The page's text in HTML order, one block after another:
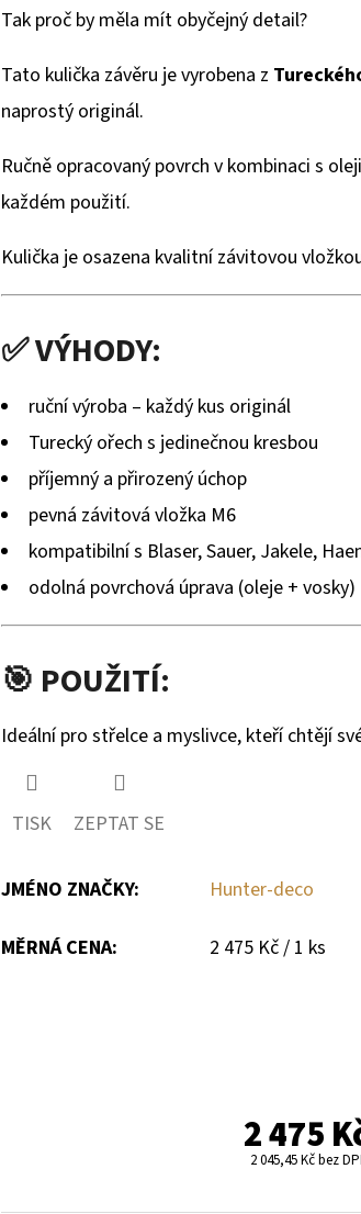
Tak proč by měla mít obyčejný detail?
Tato kulička závěru je vyrobena z
naprostý originál.
Ručně opracovaný povrch v kombinaci s
každém použití.
Kulička je osazena kvalitní závitovou
✅ VÝHODY:
ruční výroba – každý kus originál
Turecký ořech s jedinečnou kresbou
příjemný a přirozený úchop
pevná závitová vložka M6
kompatibilní s Blaser, Sauer, Jakele,
odolná povrchová úprava (oleje + vosky)
🎯 POUŽITÍ:
Ideální pro střelce a myslivce, kteří chtějí
TISK ZEPTAT SE
JMÉNO ZNAČKY: Hunter-deco
MĚRNÁ CENA:
Měrná
2 475 Kč / 1 ks
2 475
2 045,45 Kč bez